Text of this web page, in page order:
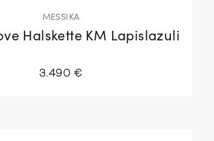
MESSIKA
Halskette KM Lapislazuli
3.490 €